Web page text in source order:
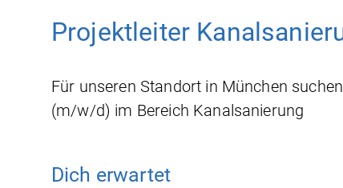
Projektleiter
Für unseren Standort in München
(m/w/d) im Bereich Kanalsanierung
Dich erwartet